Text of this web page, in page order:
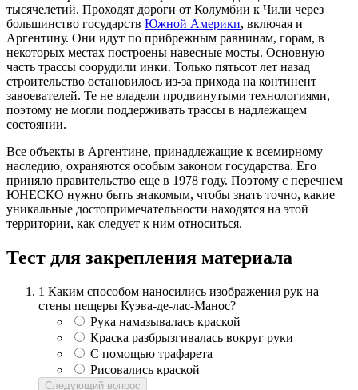
тысячелетий. Проходят дороги от Колумбии к Чили через
большинство государств Южной Америки, включая и
Аргентину. Они идут по прибрежным равнинам, горам, в
некоторых местах построены навесные мосты. Основную
часть трассы соорудили инки. Только пятьсот лет назад
строительство остановилось из-за прихода на континент
завоевателей. Те не владели продвинутыми технологиями,
поэтому не могли поддерживать трассы в надлежащем
состоянии.
Все объекты в Аргентине, принадлежащие к всемирному
наследию, охраняются особым законом государства. Его
приняло правительство еще в 1978 году. Поэтому с перечнем
ЮНЕСКО нужно быть знакомым, чтобы знать точно, какие
уникальные достопримечательности находятся на этой
территории, как следует к ним относиться.
Тест для закрепления материала
1 Каким способом наносились изображения рук на
стены пещеры Куэва-де-лас-Манос?
Рука намазывалась краской
Краска разбрызгивалась вокруг руки
С помощью трафарета
Рисовались краской
Следующий вопрос